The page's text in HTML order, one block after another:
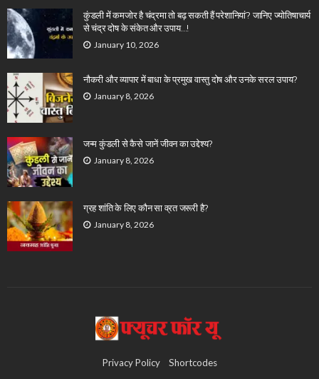
कुंडली में कमजोर है चंद्रमा तो बढ़ सकती हैं परेशानियां? जानिए ज्योतिषाचार्य
से चंद्र दोष के संकेत और उपाय…!
January 10, 2026
नौकरी और व्यापार में बाधा के प्रमुख वास्तु दोष और उनके सरल उपाय?
January 8, 2026
जन्म कुंडली से कैसे जानें जीवन का उद्देश्य?
January 8, 2026
ग्रह शांति के लिए कौन सा व्रत जरूरी है?
January 8, 2026
Privacy Policy Shortcodes